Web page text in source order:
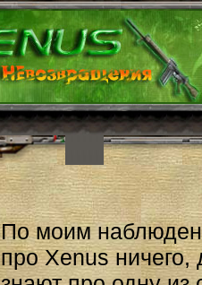
По моим
про Xenus